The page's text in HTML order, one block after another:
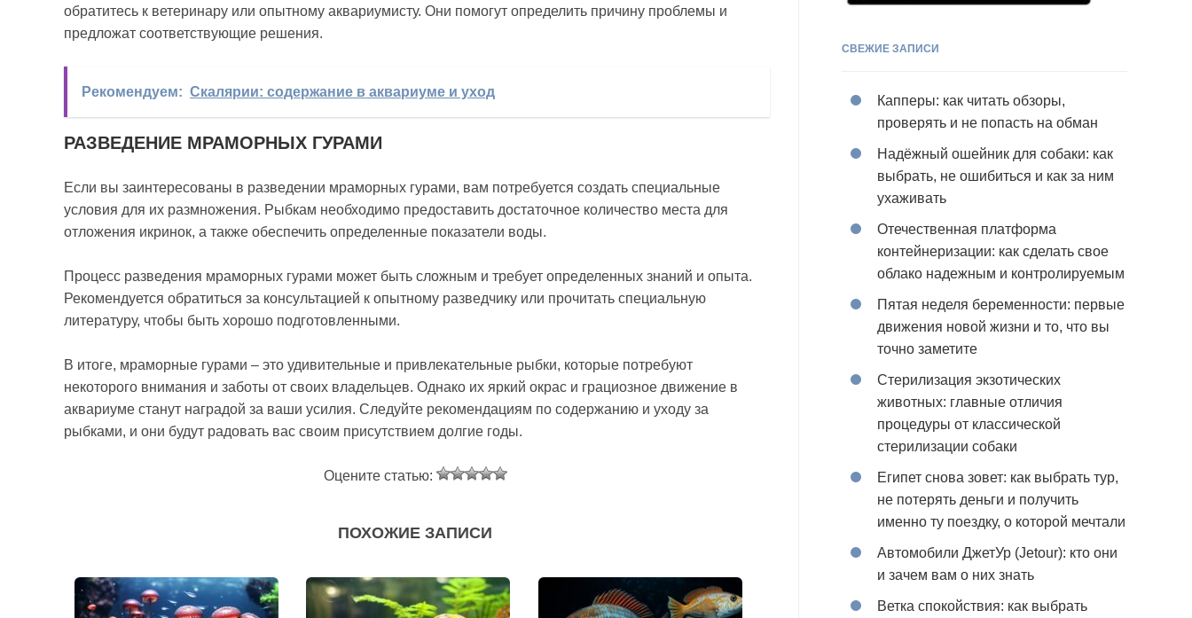
обратитесь к ветеринару или опытному аквариумисту. Они помогут определить причину проблемы и
предложат соответствующие решения.
Рекомендуем: Скалярии: содержание в аквариуме и уход
РАЗВЕДЕНИЕ МРАМОРНЫХ ГУРАМИ
Если вы заинтересованы в разведении мраморных гурами, вам потребуется создать специальные
условия для их размножения. Рыбкам необходимо предоставить достаточное количество места для
отложения икринок, а также обеспечить определенные показатели воды.
Процесс разведения мраморных гурами может быть сложным и требует определенных знаний и опыта.
Рекомендуется обратиться за консультацией к опытному разведчику или прочитать специальную
литературу, чтобы быть хорошо подготовленными.
В итоге, мраморные гурами – это удивительные и привлекательные рыбки, которые потребуют
некоторого внимания и заботы от своих владельцев. Однако их яркий окрас и грациозное движение в
аквариуме станут наградой за ваши усилия. Следуйте рекомендациям по содержанию и уходу за
рыбками, и они будут радовать вас своим присутствием долгие годы.
Оцените статью:
ПОХОЖИЕ ЗАПИСИ
СВЕЖИЕ ЗАПИСИ
Капперы: как читать обзоры,
проверять и не попасть на обман
Надёжный ошейник для собаки: как
выбрать, не ошибиться и как за ним
ухаживать
Отечественная платформа
контейнеризации: как сделать свое
облако надежным и контролируемым
Пятая неделя беременности: первые
движения новой жизни и то, что вы
точно заметите
Стерилизация экзотических
животных: главные отличия
процедуры от классической
стерилизации собаки
Египет снова зовет: как выбрать тур,
не потерять деньги и получить
именно ту поездку, о которой мечтали
Автомобили ДжетУр (Jetour): кто они
и зачем вам о них знать
Ветка спокойствия: как выбрать